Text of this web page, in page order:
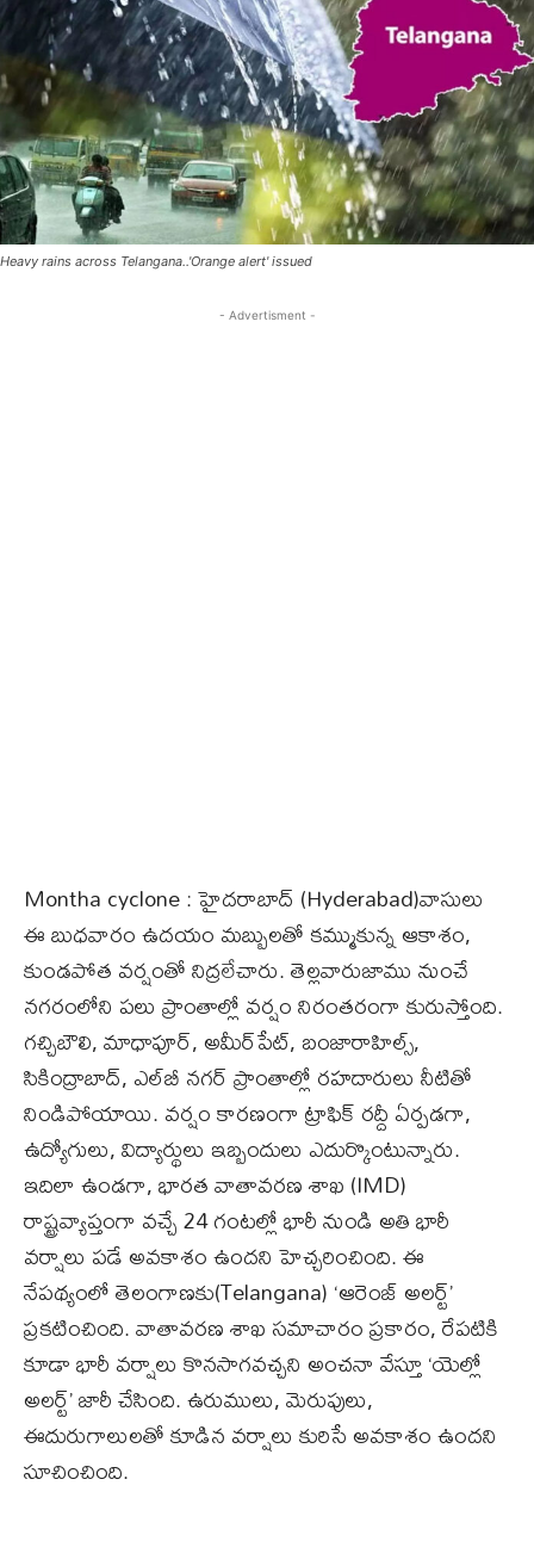
Heavy rains across Telangana..'Orange alert' issued
- Advertisment -
Montha cyclone : హైదరాబాద్‌ (Hyderabad)వాసులు
ఈ బుధవారం ఉదయం మబ్బులతో కమ్ముకున్న ఆకాశం,
కుండపోత వర్షంతో నిద్రలేచారు. తెల్లవారుజాము నుంచే
నగరంలోని పలు ప్రాంతాల్లో వర్షం నిరంతరంగా కురుస్తోంది.
గచ్చిబౌలి, మాధాపూర్‌, అమీర్‌పేట్‌, బంజారాహిల్స్‌,
సికింద్రాబాద్‌, ఎల్‌బీ నగర్‌ ప్రాంతాల్లో రహదారులు నీటితో
నిండిపోయాయి. వర్షం కారణంగా ట్రాఫిక్‌ రద్దీ ఏర్పడగా,
ఉద్యోగులు, విద్యార్థులు ఇబ్బందులు ఎదుర్కొంటున్నారు.
ఇదిలా ఉండగా, భారత వాతావరణ శాఖ (IMD)
రాష్ట్రవ్యాప్తంగా వచ్చే 24 గంటల్లో భారీ నుండి అతి భారీ
వర్షాలు పడే అవకాశం ఉందని హెచ్చరించింది. ఈ
నేపథ్యంలో తెలంగాణకు(Telangana) ‘ఆరెంజ్ అలర్ట్’
ప్రకటించింది. వాతావరణ శాఖ సమాచారం ప్రకారం, రేపటికి
కూడా భారీ వర్షాలు కొనసాగవచ్చని అంచనా వేస్తూ ‘యెల్లో
అలర్ట్’ జారీ చేసింది. ఉరుములు, మెరుపులు,
ఈదురుగాలులతో కూడిన వర్షాలు కురిసే అవకాశం ఉందని
సూచించింది.